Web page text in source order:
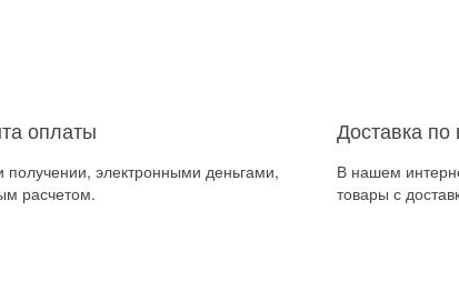
оплаты
получении, электронными деньгами,
расчетом.
Доставка по
В нашем
товары с